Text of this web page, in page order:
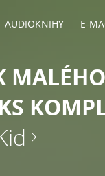
AUDIOKNIHY E-